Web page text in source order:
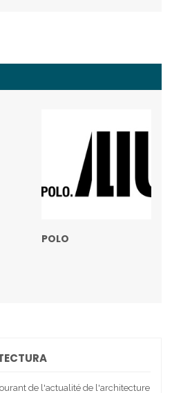
POLO
de l'actualité de l'architecture